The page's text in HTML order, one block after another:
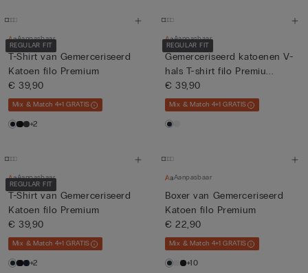
REGULAR FIT
Aanpasbaar
T-Shirt van Gemerceriseerd
Katoen filo Premium
€ 39,90
Mix & Match 4+1 GRATIS
+2
REGULAR FIT
Aanpasbaar
Gemerceriseerd katoenen V-
hals T-shirt filo Premiu...
€ 39,90
Mix & Match 4+1 GRATIS
REGULAR FIT
Aanpasbaar
T-Shirt van Gemerceriseerd
Katoen filo Premium
€ 39,90
Mix & Match 4+1 GRATIS
+2
Aanpasbaar
Boxer van Gemerceriseerd
Katoen filo Premium
€ 22,90
Mix & Match 4+1 GRATIS
+10